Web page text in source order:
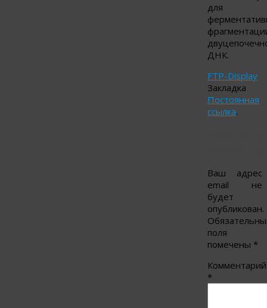
для
ДНК.
FTP-Display
Закладка
Постоянная
ссылка.
Ваш адрес
email не
будет
опубликован.
поля
помечены *
Комментарий
*